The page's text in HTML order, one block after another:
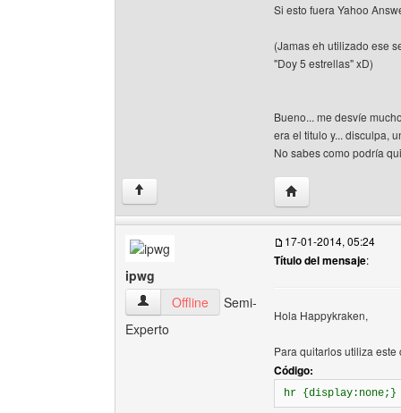
Si esto fuera Yahoo
(Jamas eh utilizado ese
"Doy 5 estrellas" xD)
Bueno... me desvíe
era el titulo y... disculpa,
No sabes como podría
↑ Visitar sitio web del
ipwg
ipwg Ver perfil del usuario
Offline
Semi-
Experto
17-01-2014, 05:24
Título del mensaje:
Hola Happykraken,
Para quitarlos utiliza este
Código:
hr {display:none;}